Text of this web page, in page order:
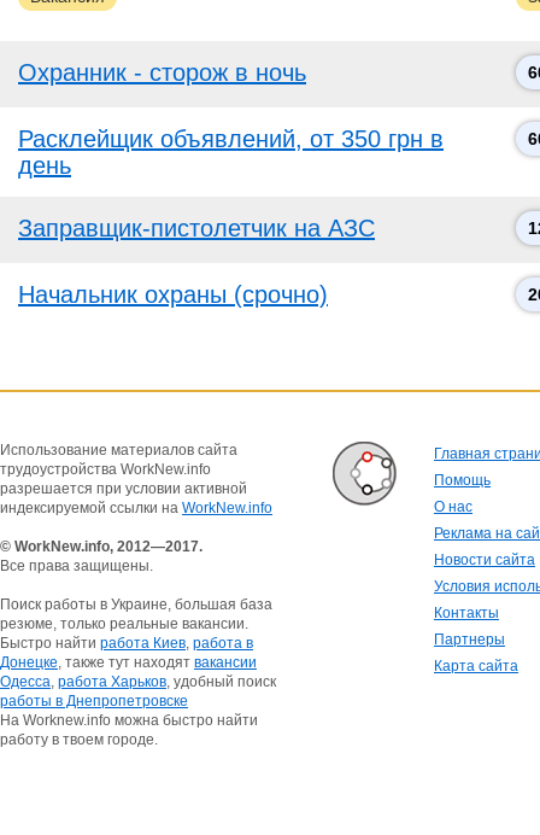
Охранник - сторож в ночь
Расклейщик объявлений, от 350 грн в
день
Заправщик-пистолетчик на АЗС
Начальник охраны (срочно)
Использование материалов сайта
трудоустройства WorkNew.info
разрешается при условии активной
индексируемой ссылки на WorkNew.info
© WorkNew.info, 2012—2017.
Все права защищены.
Поиск работы в Украине, большая база
резюме, только реальные вакансии.
Быстро найти работа Киев, работа в
Донецке, также тут находят вакансии
Одесса, работа Харьков, удобный поиск
работы в Днепропетровске
На Worknew.info можна быстро найти
работу в твоем городе.
Главная
Помощь
О нас
Реклама на
Новости сайта
Условия
Контакты
Партнеры
Карта сайта